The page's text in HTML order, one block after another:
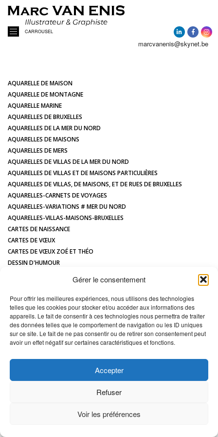
Gérer le consentement
Pour offrir les meilleures expériences, nous utilisons des technologies
telles que les cookies pour stocker et/ou accéder aux informations des
appareils. Le fait de consentir à ces technologies nous permettra de traiter
des données telles que le comportement de navigation ou les ID uniques
sur ce site. Le fait de ne pas consentir ou de retirer son consentement peut
avoir un effet négatif sur certaines caractéristiques et fonctions.
Accepter
Refuser
Voir les préférences
CARROUSEL
A PROPOS
ACTUALITÉ
AQUARELLES
ILLUSTRATIONS
CONTACT
marcvanenis@skynet.be
AQUARELLE DE MAISON
AQUARELLE DE MONTAGNE
AQUARELLE MARINE
AQUARELLES DE BRUXELLES
AQUARELLES DE LA MER DU NORD
AQUARELLES DE MAISONS
AQUARELLES DE MERS
AQUARELLES DE VILLAS DE LA MER DU NORD
AQUARELLES DE VILLAS ET DE MAISONS PARTICULIÈRES
AQUARELLES DE VILLAS, DE MAISONS, ET DE RUES DE BRUXELLES
AQUARELLES-CARNETS DE VOYAGES
AQUARELLES-VARIATIONS # MER DU NORD
AQUARELLES-VILLAS-MAISONS-BRUXELLES
CARTES DE NAISSANCE
CARTES DE VŒUX
CARTES DE VŒUX ZOÉ ET THÉO
DESSIN D'HUMOUR
ILLUSTRATIONS JEUNESSE
LOGOS
MAQUETTES / MODÈLES
PORTRAIT DE MAISON